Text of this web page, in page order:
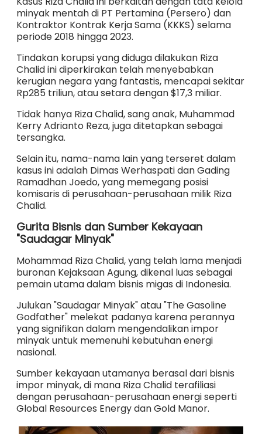
minyak mentah di PT Pertamina (Persero) dan
Kontraktor Kontrak Kerja Sama (KKKS) selama
periode 2018 hingga 2023.
Tindakan korupsi yang diduga dilakukan Riza
Chalid ini diperkirakan telah menyebabkan
kerugian negara yang fantastis, mencapai sekitar
Rp285 triliun, atau setara dengan $17,3 miliar.
Tidak hanya Riza Chalid, sang anak, Muhammad
Kerry Adrianto Reza, juga ditetapkan sebagai
tersangka.
Selain itu, nama-nama lain yang terseret dalam
kasus ini adalah Dimas Werhaspati dan Gading
Ramadhan Joedo, yang memegang posisi
komisaris di perusahaan-perusahaan milik Riza
Chalid.
Gurita Bisnis dan Sumber Kekayaan
"Saudagar Minyak"
Mohammad Riza Chalid, yang telah lama menjadi
buronan Kejaksaan Agung, dikenal luas sebagai
pemain utama dalam bisnis migas di Indonesia.
Julukan "Saudagar Minyak" atau "The Gasoline
Godfather" melekat padanya karena perannya
yang signifikan dalam mengendalikan impor
minyak untuk memenuhi kebutuhan energi
nasional.
Sumber kekayaan utamanya berasal dari bisnis
impor minyak, di mana Riza Chalid terafiliasi
dengan perusahaan-perusahaan energi seperti
Global Resources Energy dan Gold Manor.